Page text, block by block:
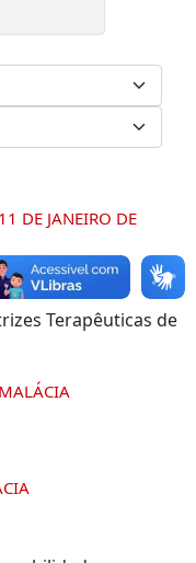
DE JANEIRO DE
Terapêuticas de